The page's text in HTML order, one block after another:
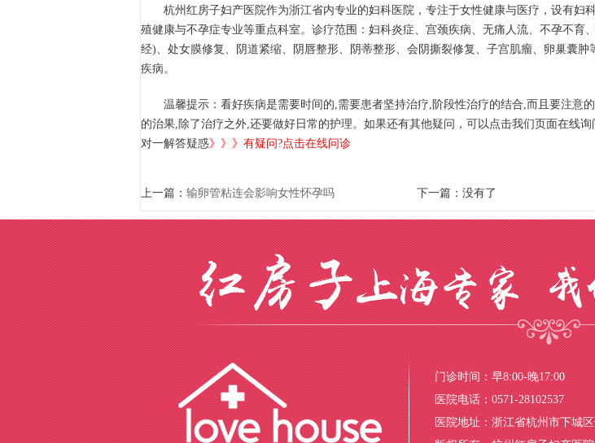
杭州红房子妇产医院作为浙江省内专业的妇科医院，专注于女性健康与医疗，设有妇
殖健康与不孕症专业等重点科室。诊疗范围：妇科炎症、宫颈疾病、无痛人流、不孕不育
经)、处女膜修复、阴道紧缩、阴唇整形、阴蒂整形、会阴撕裂修复、子宫肌瘤、卵巢囊肿
疾病。
温馨提示：看好疾病是需要时间的,需要患者坚持治疗,阶段性治疗的结合,而且要注意
的治果,除了治疗之外,还要做好日常的护理。如果还有其他疑问，可以点击我们页面在线
对一解答疑惑》》》有疑问?点击在线问诊
上一篇： 输卵管粘连会影响女性怀孕吗 下一篇：没有了
门诊时间：早8:00-晚17:00
医院电话：0571-28102537
医院地址：浙江省杭州市下城